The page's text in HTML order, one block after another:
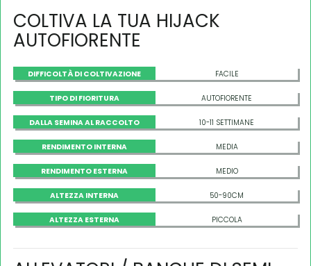
COLTIVA LA TUA HIJACK
AUTOFIORENTE
DIFFICOLTÀ DI COLTIVAZIONE FACILE
TIPO DI FIORITURA AUTOFIORENTE
DALLA SEMINA AL RACCOLTO 10-11 SETTIMANE
RENDIMENTO INTERNA MEDIA
RENDIMENTO ESTERNA MEDIO
ALTEZZA INTERNA 50-90CM
ALTEZZA ESTERNA PICCOLA